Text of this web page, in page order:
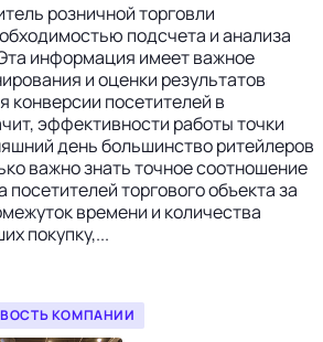
розничной торговли
подсчета и анализа
информация имеет важное
и оценки результатов
конверсии посетителей в
эффективности работы точки
день большинство ритейлеров
важно знать точное соотношение
торгового объекта за
времени и количества
покупку,...
КОМПАНИИ